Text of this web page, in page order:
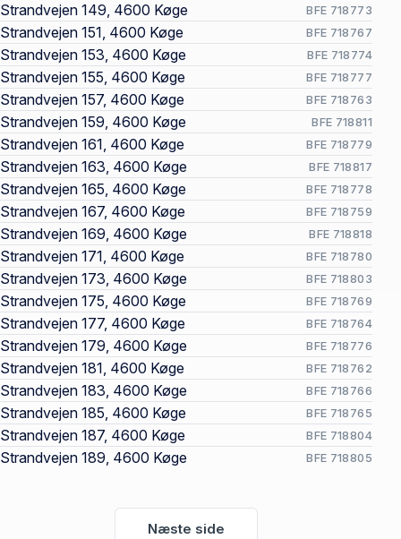
Strandvejen 149, 4600 Køge BFE 718773
Strandvejen 151, 4600 Køge BFE 718767
Strandvejen 153, 4600 Køge BFE 718774
Strandvejen 155, 4600 Køge BFE 718777
Strandvejen 157, 4600 Køge BFE 718763
Strandvejen 159, 4600 Køge BFE 718811
Strandvejen 161, 4600 Køge BFE 718779
Strandvejen 163, 4600 Køge BFE 718817
Strandvejen 165, 4600 Køge BFE 718778
Strandvejen 167, 4600 Køge BFE 718759
Strandvejen 169, 4600 Køge BFE 718818
Strandvejen 171, 4600 Køge BFE 718780
Strandvejen 173, 4600 Køge BFE 718803
Strandvejen 175, 4600 Køge BFE 718769
Strandvejen 177, 4600 Køge BFE 718764
Strandvejen 179, 4600 Køge BFE 718776
Strandvejen 181, 4600 Køge BFE 718762
Strandvejen 183, 4600 Køge BFE 718766
Strandvejen 185, 4600 Køge BFE 718765
Strandvejen 187, 4600 Køge BFE 718804
Strandvejen 189, 4600 Køge BFE 718805
Næste side